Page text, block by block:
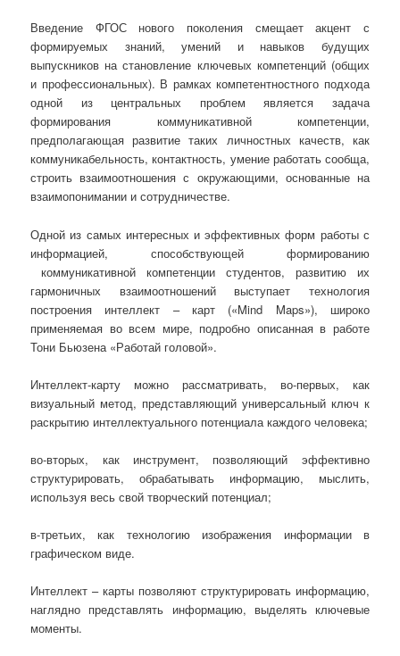
Введение ФГОС нового поколения смещает акцент с
формируемых знаний, умений и навыков будущих
выпускников на становление ключевых компетенций (общих
и профессиональных). В рамках компетентностного подхода
одной из центральных проблем является задача
формирования коммуникативной компетенции,
предполагающая развитие таких личностных качеств, как
коммуникабельность, контактность, умение работать сообща,
строить взаимоотношения с окружающими, основанные на
взаимопонимании и сотрудничестве.
Одной из самых интересных и эффективных форм работы с
информацией, способствующей формированию
коммуникативной компетенции студентов, развитию их
гармоничных взаимоотношений выступает технология
построения интеллект – карт («Mind Maps»), широко
применяемая во всем мире, подробно описанная в работе
Тони Бьюзена «Работай головой».
Интеллект-карту можно рассматривать, во-первых, как
визуальный метод, представляющий универсальный ключ к
раскрытию интеллектуального потенциала каждого человека;
во-вторых, как инструмент, позволяющий эффективно
структурировать, обрабатывать информацию, мыслить,
используя весь свой творческий потенциал;
в-третьих, как технологию изображения информации в
графическом виде.
Интеллект – карты позволяют структурировать информацию,
наглядно представлять информацию, выделять ключевые
моменты.